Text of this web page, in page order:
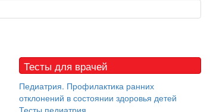
Тесты для врачей
Педиатрия. Профилактика ранних
отклонений в состоянии здоровья детей
Тесты педиатрия